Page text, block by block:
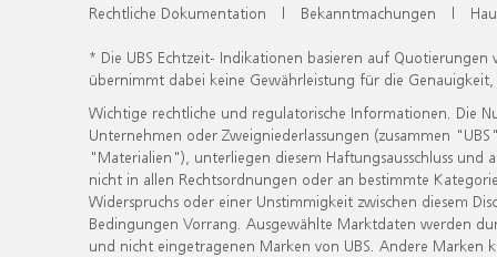
Rechtliche Dokumentation | Bekanntmachungen |
* Die UBS Echtzeit- Indikationen basieren auf
übernimmt dabei keine Gewährleistung für die
Wichtige rechtliche und regulatorische Informationen. Die
Unternehmen oder Zweigniederlassungen (zusammen
"Materialien"), unterliegen diesem Haftungsausschluss
nicht in allen Rechtsordnungen oder an bestimmte
Widerspruchs oder einer Unstimmigkeit zwischen diesem
Bedingungen Vorrang. Ausgewählte Marktdaten werden
und nicht eingetragenen Marken von UBS. Andere Marken